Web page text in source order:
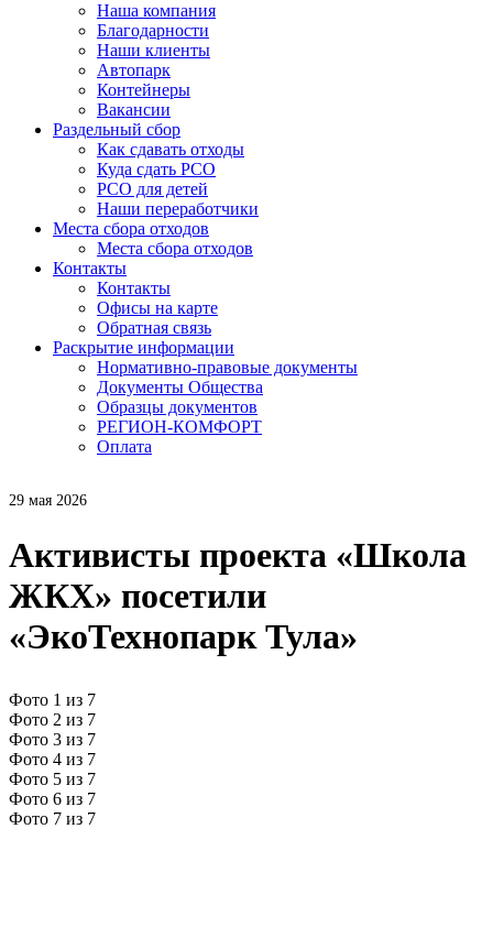
Наша компания
Благодарности
Наши клиенты
Автопарк
Контейнеры
Вакансии
Раздельный сбор
Как сдавать отходы
Куда сдать РСО
РСО для детей
Наши переработчики
Места сбора отходов
Места сбора отходов
Контакты
Контакты
Офисы на карте
Обратная связь
Раскрытие информации
Нормативно-правовые документы
Документы Общества
Образцы документов
РЕГИОН-КОМФОРТ
Оплата
29 мая 2026
Активисты проекта «Школа
ЖКХ» посетили
«ЭкоТехнопарк Тула»
Фото 1 из 7
Фото 2 из 7
Фото 3 из 7
Фото 4 из 7
Фото 5 из 7
Фото 6 из 7
Фото 7 из 7